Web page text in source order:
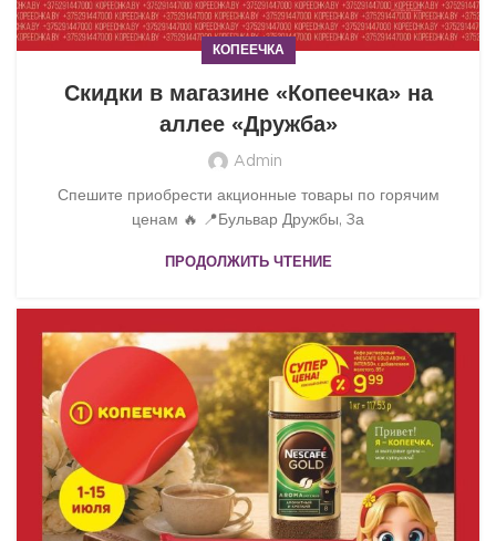
КОПЕЕЧКА
Скидки в магазине «Копеечка» на
аллее «Дружба»
Admin
Спешите приобрести акционные товары по горячим
ценам 🔥 📍Бульвар Дружбы, 3а
ПРОДОЛЖИТЬ ЧТЕНИЕ